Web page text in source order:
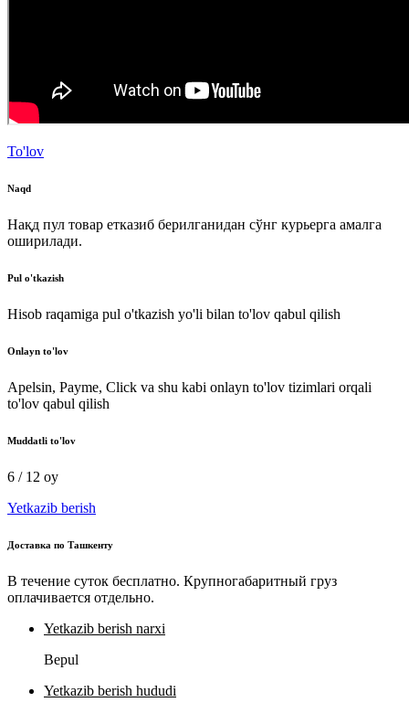
To'lov
Naqd
Нақд пул товар етказиб берилганидан сўнг курьерга амалга
оширилади.
Pul o'tkazish
Hisob raqamiga pul o'tkazish yo'li bilan to'lov qabul qilish
Onlayn to'lov
Apelsin, Payme, Click va shu kabi onlayn to'lov tizimlari orqali
to'lov qabul qilish
Muddatli to'lov
6 / 12 oy
Yetkazib berish
Доставка по Ташкенту
В течение суток бесплатно. Крупногабаритный груз
оплачивается отдельно.
Yetkazib berish narxi
Bepul
Yetkazib berish hududi